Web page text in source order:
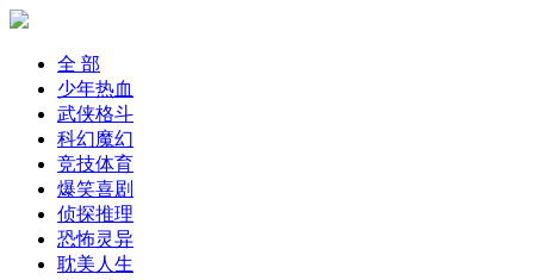
全 部
少年热血
武侠格斗
科幻魔幻
竞技体育
爆笑喜剧
侦探推理
恐怖灵异
耽美人生